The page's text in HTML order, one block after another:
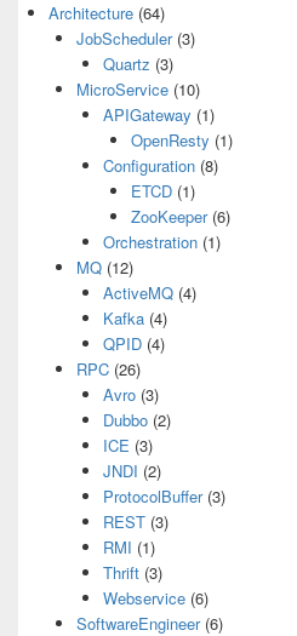
Architecture (64)
JobScheduler(3)
Quartz (3)
MicroService(10)
APIGateway (1)
OpenResty (1)
Configuration (8)
ETCD(1)
ZooKeeper(6)
Orchestration (1)
MQ(12)
ActiveMQ (4)
Kafka (4)
QPID (4)
RPC(26)
Avro (3)
Dubbo (2)
ICE (3)
JNDI (2)
ProtocolBuffer(3)
REST (3)
RMI (1)
Thrift (3)
Webservice (6)
SoftwareEngineer(6)